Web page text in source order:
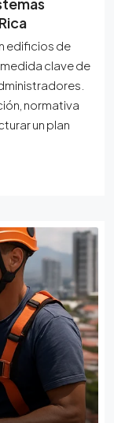
edificios de
clave de
normativa
un plan